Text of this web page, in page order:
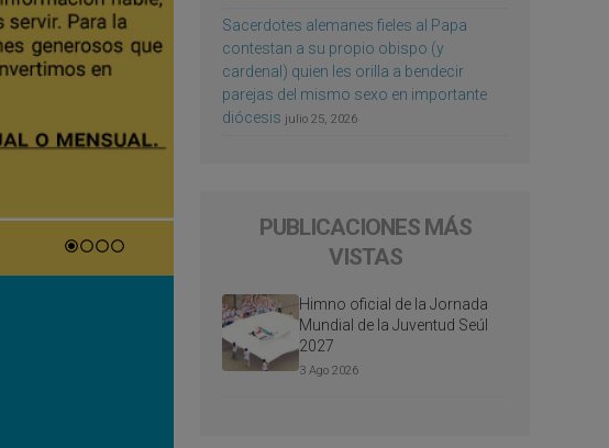
Sacerdotes alemanes fieles al Papa
contestan a su propio obispo (y
cardenal) quien les orilla a bendecir
parejas del mismo sexo en importante
diócesis julio 25, 2026
PUBLICACIONES MÁS
VISTAS
Himno oficial de la Jornada
Mundial de la Juventud Seúl
2027
3 Ago 2026